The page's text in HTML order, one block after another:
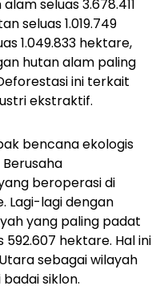
seluas 3.678.411
seluas 1.019.749
1.049.833 hektare,
hutan alam paling
ini terkait
ekstraktif.
bencana ekologis
Berusaha
beroperasi di
Lagi-lagi dengan
yang paling padat
592.607 hektare. Hal ini
sebagai wilayah
siklon.